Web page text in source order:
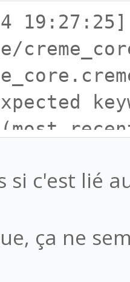
=
=
(most
si c'est lié
ça ne